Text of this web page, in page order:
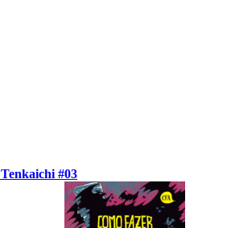
Tenkaichi #03